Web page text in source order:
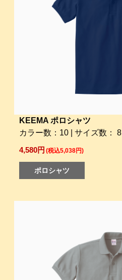
KEEMA ポロシャツ
カラー数：10 | サイズ数： 8
4,580円 (税込5,038円)
ポロシャツ